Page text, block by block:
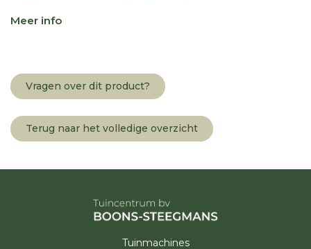
Meer info
Vragen over dit product?
Terug naar het volledige overzicht
Tuinmachines